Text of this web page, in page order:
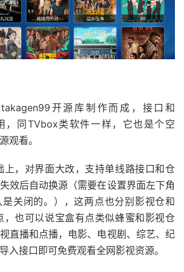
开源库制作而成，接口和
，同TVbox类软件一样，它也是个空
观看。
上，对界面大改，支持单线路接口和仓
效后自动换源（需要在设置界面左下角
关闭的。），这两点也分别影视仓和
也可以说宝盒有点类似蜂蜜和影视仓
直播和点播，电影、电视剧、综艺、纪
入接口即可免费观看全网影视资源。